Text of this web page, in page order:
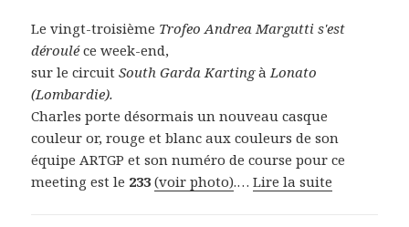
Le vingt-troisième Trofeo Andrea Margutti s'est
dérouléce week-end,
sur le circuitSouth Garda KartingàLonato
(Lombardie).
Charles porte désormais un nouveau casque
couleur or, rouge et blanc aux couleurs de son
équipe ARTGP et son numéro de course pour ce
meeting est le 233(voir photo).…Lire la suite